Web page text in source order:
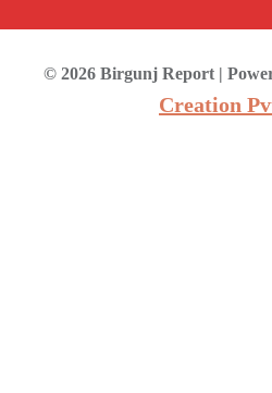
© 2026 Birgunj Report |
Creation